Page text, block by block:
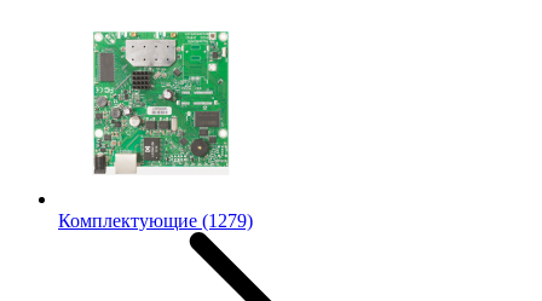
Комплектующие (1279)